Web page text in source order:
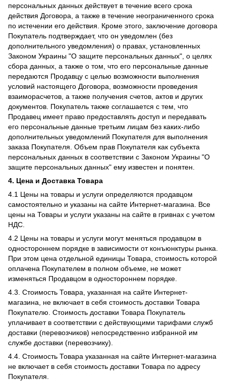
персональных данных действует в течение всего срока
действия Договора, а также в течение неограниченного срока
по истечении его действия. Кроме этого, заключение договора
Покупатель подтверждает, что он уведомлен (без
дополнительного уведомления) о правах, установленных
Законом Украины "О защите персональных данных", о целях
сбора данных, а также о том, что его персональные данные
передаются Продавцу с целью возможности выполнения
условий настоящего Договора, возможности проведения
взаиморасчетов, а также получения счетов, актов и других
документов. Покупатель также соглашается с тем, что
Продавец имеет право предоставлять доступ и передавать
его персональные данные третьим лицам без каких-либо
дополнительных уведомлений Покупателя для выполнения
заказа Покупателя. Объем прав Покупателя как субъекта
персональных данных в соответствии с Законом Украины "О
защите персональных данных" ему известен и понятен.
4. Цена и Доставка Товара
4.1 Цены на товары и услуги определяются продавцом
самостоятельно и указаны на сайте Интернет-магазина. Все
цены на Товары и услуги указаны на сайте в гривнах с учетом
НДС.
4.2 Цены на товары и услуги могут меняться продавцом в
одностороннем порядке в зависимости от конъюнктуры рынка.
При этом цена отдельной единицы Товара, стоимость которой
оплачена Покупателем в полном объеме, не может
изменяться Продавцом в одностороннем порядке.
4.3. Стоимость Товара, указанная на сайте Интернет-
магазина, не включает в себя стоимость доставки Товара
Покупателю. Стоимость доставки Товара Покупатель
уплачивает в соответствии с действующими тарифами служб
доставки (перевозчиков) непосредственно избранной им
службе доставки (перевозчику).
4.4. Стоимость Товара указанная на сайте Интернет-магазина
не включает в себя стоимость доставки Товара по адресу
Покупателя.